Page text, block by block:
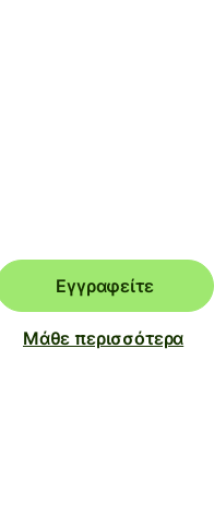
Εγγραφείτε
Μάθε περισσότερα